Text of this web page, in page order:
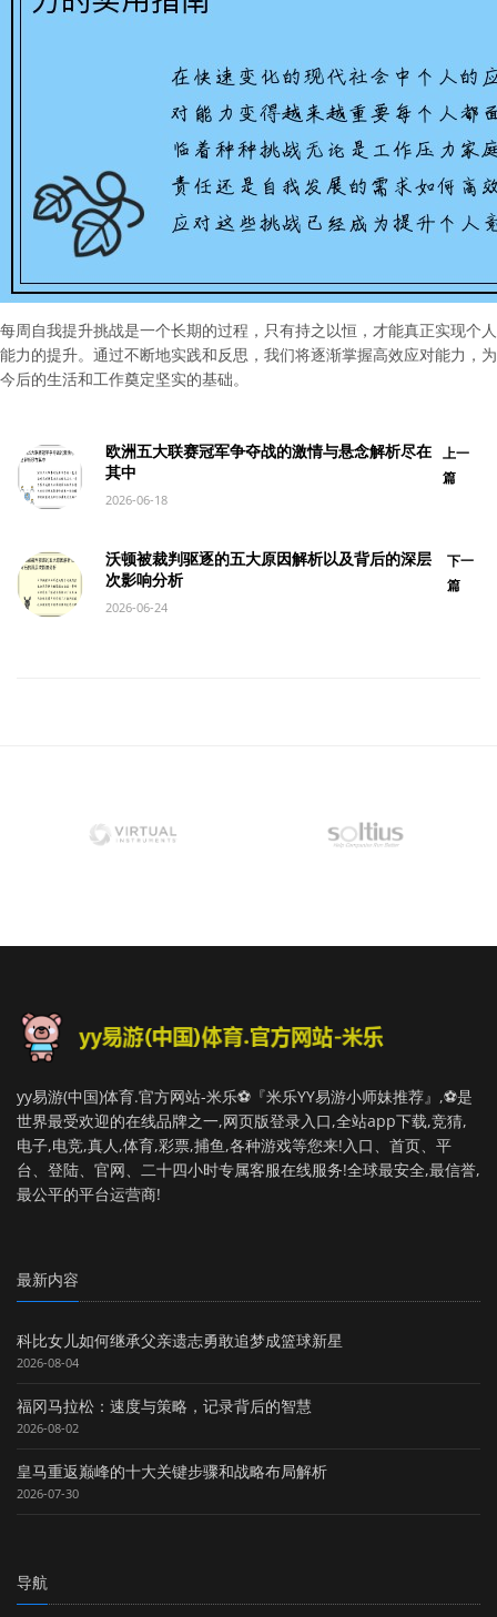
每周自我提升挑战是一个长期的过程，只有持之以恒，才能真正实现个人
能力的提升。通过不断地实践和反思，我们将逐渐掌握高效应对能力，为
今后的生活和工作奠定坚实的基础。
欧洲五大联赛冠军争夺战的激情与悬念解析尽在
其中
2026-06-18
上一
篇
沃顿被裁判驱逐的五大原因解析以及背后的深层
次影响分析
2026-06-24
下一
篇
yy易游(中国)体育.官方网站-米乐⚽️『米乐YY易游小师妹推荐』,⚽️是
世界最受欢迎的在线品牌之一,网页版登录入口,全站app下载,竞猜,
电子,电竞,真人,体育,彩票,捕鱼,各种游戏等您来!入口、首页、平
台、登陆、官网、二十四小时专属客服在线服务!全球最安全,最信誉,
最公平的平台运营商!
最新内容
科比女儿如何继承父亲遗志勇敢追梦成篮球新星
2026-08-04
福冈马拉松：速度与策略，记录背后的智慧
2026-08-02
皇马重返巅峰的十大关键步骤和战略布局解析
2026-07-30
导航